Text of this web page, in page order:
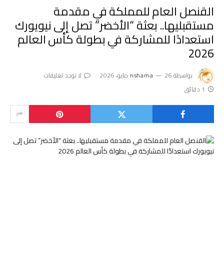
القنصل العام للمملكة في مقدمة
مستقبليها.. بعثة “الأخضر” تصل إلى نيويورك
استعدادًا للمشاركة في بطولة كأس العالم
2026
بواسطة nshama 26 مايو، 2026
لا توجد تعليقات
1 دقائق